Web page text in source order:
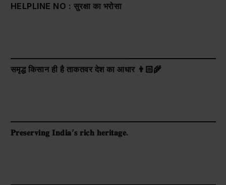
HELPLINE NO : सुरक्षा का भरोसा
समृद्ध किसान ही है ताकतवर देश का आधार 👨🏻‍🌾
𝐏𝐫𝐞𝐬𝐞𝐫𝐯𝐢𝐧𝐠 𝐈𝐧𝐝𝐢𝐚’𝐬 𝐫𝐢𝐜𝐡 𝐡𝐞𝐫𝐢𝐭𝐚𝐠𝐞.